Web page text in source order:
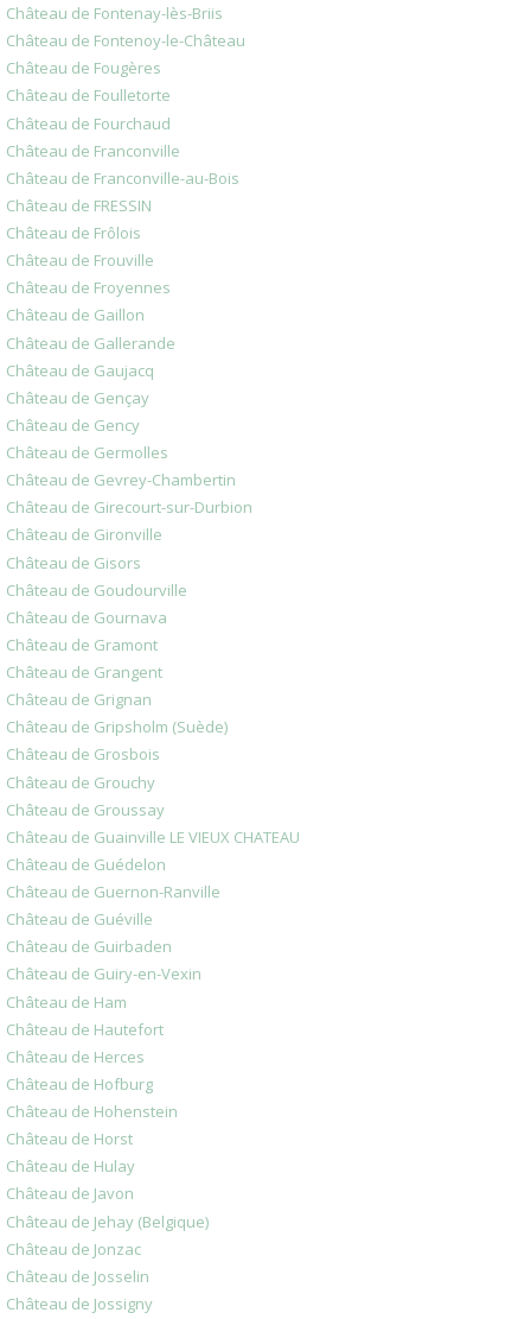
Château de Fontenay-lès-Briis
Château de Fontenoy-le-Château
Château de Fougères
Château de Foulletorte
Château de Fourchaud
Château de Franconville
Château de Franconville-au-Bois
Château de FRESSIN
Château de Frôlois
Château de Frouville
Château de Froyennes
Château de Gaillon
Château de Gallerande
Château de Gaujacq
Château de Gençay
Château de Gency
Château de Germolles
Château de Gevrey-Chambertin
Château de Girecourt-sur-Durbion
Château de Gironville
Château de Gisors
Château de Goudourville
Château de Gournava
Château de Gramont
Château de Grangent
Château de Grignan
Château de Gripsholm (Suède)
Château de Grosbois
Château de Grouchy
Château de Groussay
Château de Guainville LE VIEUX CHATEAU
Château de Guédelon
Château de Guernon-Ranville
Château de Guéville
Château de Guirbaden
Château de Guiry-en-Vexin
Château de Ham
Château de Hautefort
Château de Herces
Château de Hofburg
Château de Hohenstein
Château de Horst
Château de Hulay
Château de Javon
Château de Jehay (Belgique)
Château de Jonzac
Château de Josselin
Château de Jossigny